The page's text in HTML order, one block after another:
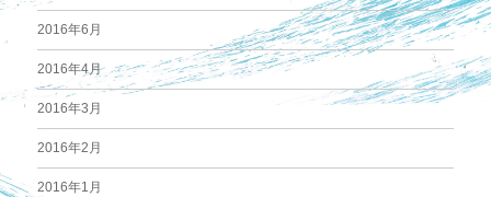
2016年6月
2016年4月
2016年3月
2016年2月
2016年1月